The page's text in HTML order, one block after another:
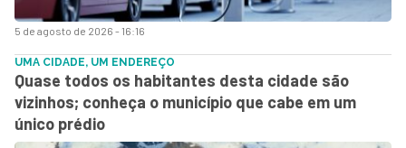
5 de agosto de 2026 - 16:16
UMA CIDADE, UM ENDEREÇO
Quase todos os habitantes desta cidade são
vizinhos; conheça o município que cabe em um
único prédio